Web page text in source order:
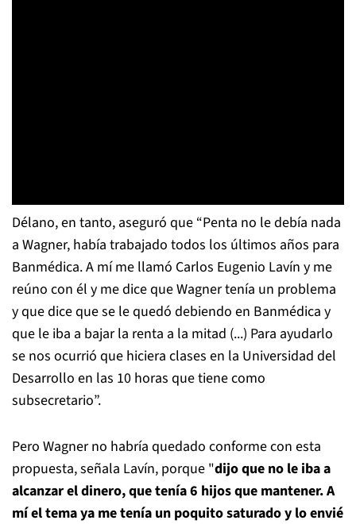
Délano, en tanto, aseguró que “Penta no le debía nada
a Wagner, había trabajado todos los últimos años para
Banmédica. A mí me llamó Carlos Eugenio Lavín y me
reúno con él y me dice que Wagner tenía un problema
y que dice que se le quedó debiendo en Banmédica y
que le iba a bajar la renta a la mitad (...) Para ayudarlo
se nos ocurrió que hiciera clases en la Universidad del
Desarrollo en las 10 horas que tiene como
subsecretario”.
Pero Wagner no habría quedado conforme con esta
propuesta, señala Lavín, porque "dijo que no le iba a
alcanzar el dinero, que tenía 6 hijos que mantener. A
mí el tema ya me tenía un poquito saturado y lo envié